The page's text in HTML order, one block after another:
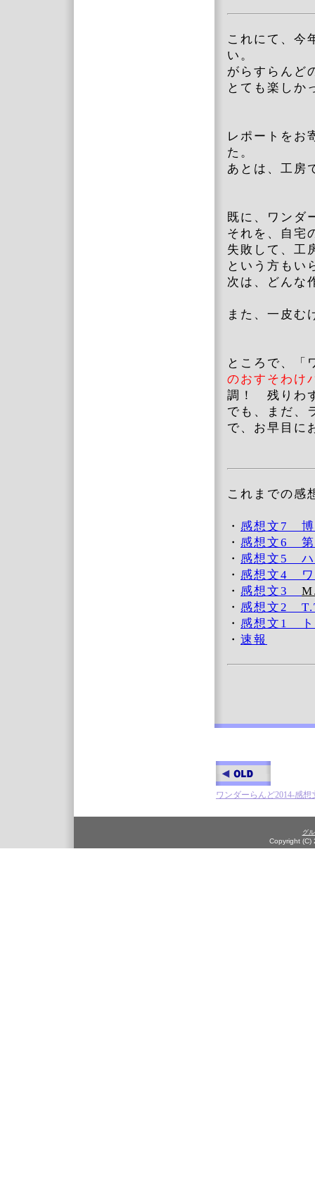
これにて、
い。
がらすらんど
とても楽しか
レポートをお
た。
あとは、工房
既に、ワンダ
それを、自宅
失敗して、工
という方もい
次は、どんな
また、一
ところで、
のおすそわ
調！ 残りわ
でも、まだ、
で、お早目に
これまでの感
・ 感想文7 博
・ 感想文6 第
・ 感想文5 ハ
・ 感想文4 ワ
・ 感想文3
・ 感想文2
・ 感想文1
・ 速報
ワンダーらんど2014-感想
グ
Copyright (C)